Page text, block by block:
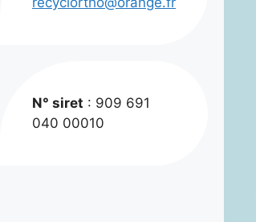
N° siret : 909 691
040 00010